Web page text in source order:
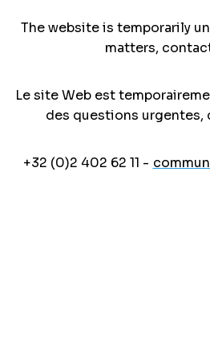
The website is temporarily
matters,
Le site Web est
des questions urgentes,
+32 (0)2 402 62 11 -